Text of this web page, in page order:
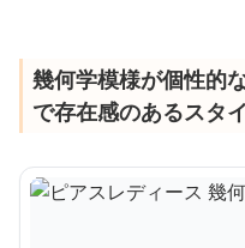
幾何学模様が個性的
で存在感のあるスタ